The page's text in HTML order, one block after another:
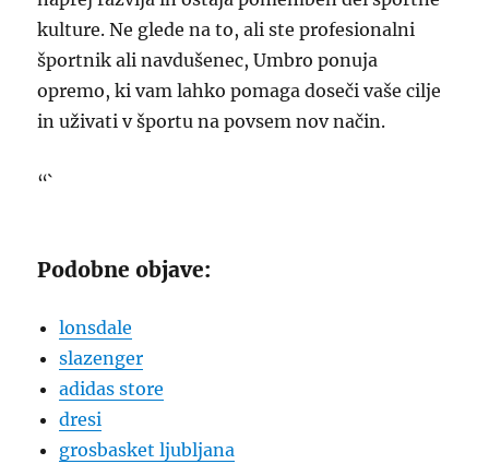
kulture. Ne glede na to, ali ste profesionalni
športnik ali navdušenec, Umbro ponuja
opremo, ki vam lahko pomaga doseči vaše cilje
in uživati v športu na povsem nov način.
“`
Podobne objave:
lonsdale
slazenger
adidas store
dresi
grosbasket ljubljana